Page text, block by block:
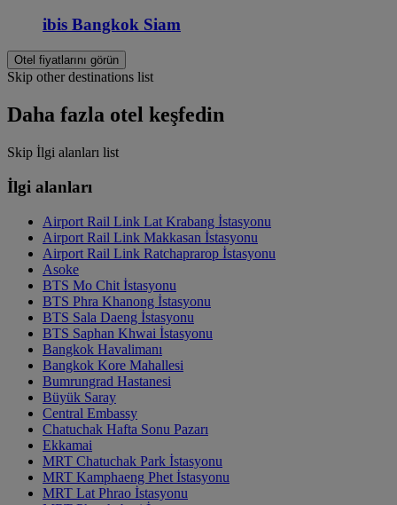
ibis Bangkok Siam
Otel fiyatlarını görün
Skip other destinations list
Daha fazla otel keşfedin
Skip İlgi alanları list
İlgi alanları
Airport Rail Link Lat Krabang İstasyonu
Airport Rail Link Makkasan İstasyonu
Airport Rail Link Ratchaprarop İstasyonu
Asoke
BTS Mo Chit İstasyonu
BTS Phra Khanong İstasyonu
BTS Sala Daeng İstasyonu
BTS Saphan Khwai İstasyonu
Bangkok Havalimanı
Bangkok Kore Mahallesi
Bumrungrad Hastanesi
Büyük Saray
Central Embassy
Chatuchak Hafta Sonu Pazarı
Ekkamai
MRT Chatuchak Park İstasyonu
MRT Kamphaeng Phet İstasyonu
MRT Lat Phrao İstasyonu